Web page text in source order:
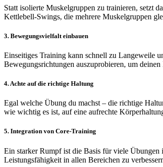
Statt isolierte Muskelgruppen zu trainieren, setzt
Kettlebell-Swings, die mehrere Muskelgruppen
3. Bewegungsvielfalt einbauen
Einseitiges Training kann schnell zu Langeweile
Bewegungsrichtungen auszuprobieren, um
4.Achte auf die richtige Haltung
Egal welche Übung du machst – die richtige
wie wichtig es ist, auf eine aufrechte
5. Integration von Core-Training
Ein starker Rumpf ist die Basis für viele Übungen
Leistungsfähigkeit in allen Bereichen zu